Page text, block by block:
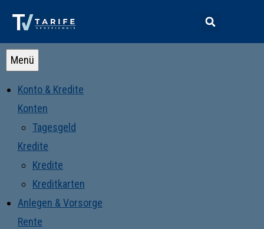
Menü
Konto & Kredite
Konten
Tagesgeld
Kredite
Kredite
Kreditkarten
Anlegen & Vorsorge
Rente